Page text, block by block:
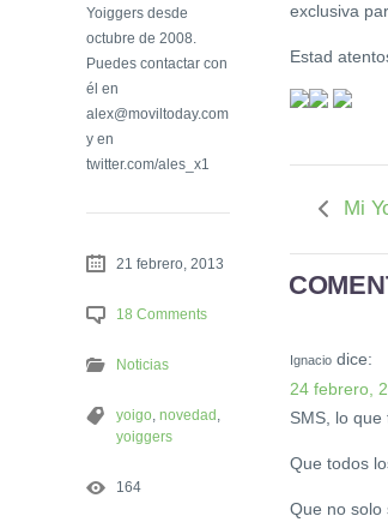
exclusiva
Estad
Mi
Ignacio dice:
24 febrero,
SMS, lo que
Que todos
Que no solo
Yoiggers desde
octubre de 2008.
Puedes contactar con
él en
alex@moviltoday.com
y en
twitter.com/ales_x1
21 febrero, 2013
18 Comments
Noticias
yoigo novedad
yoiggers
164